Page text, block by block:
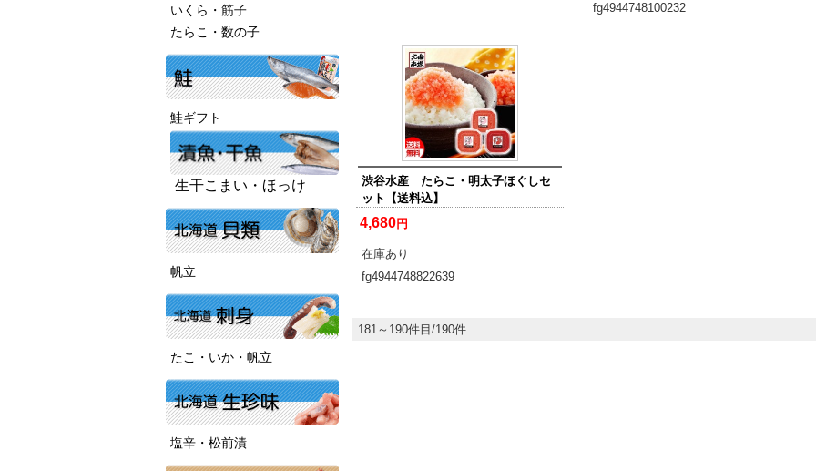
fg4944748100232
渋谷水産 たらこ・明太子ほぐしセ
ット【送料込】
4,680円
在庫あり
fg4944748822639
181～190件目/190件
いくら・筋子
たらこ・数の子
鮭ギフト
生干こまい・ほっけ
帆立
たこ・いか・帆立
塩辛・松前漬